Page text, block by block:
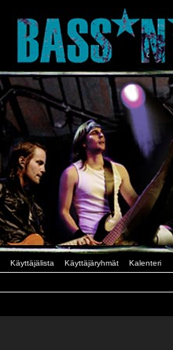
Käyttäjälista Käyttäjäryhmät Kalenteri